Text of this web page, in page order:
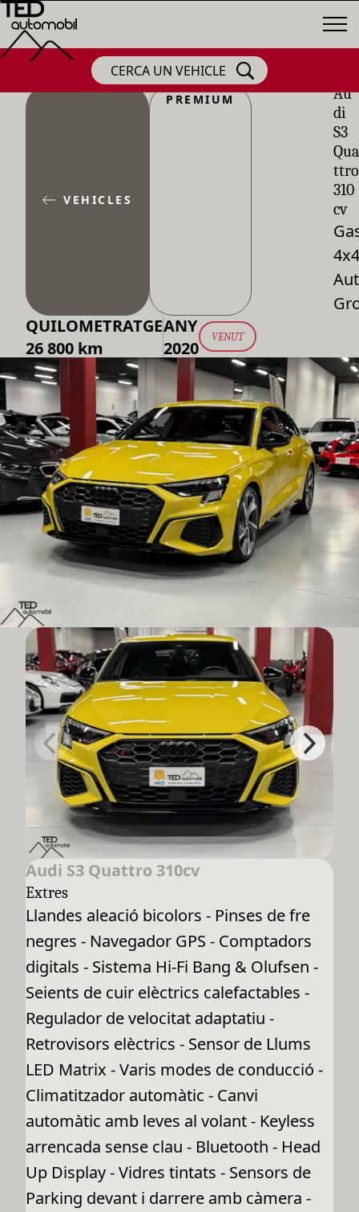
CERCA UN VEHICLE
VEHICLES
PREMIUM
Au
di
S3
Qua
ttro
310
cv
4x4
QUILOMETRATGE
26 800 km
ANY
2020
VENUT
Audi S3 Quattro 310cv
Extres
Llandes aleació bicolors - Pinses de fre
negres - Navegador GPS - Comptadors
digitals - Sistema Hi-Fi Bang & Olufsen -
Seients de cuir elèctrics calefactables -
Regulador de velocitat adaptatiu -
Retrovisors elèctrics - Sensor de Llums
LED Matrix - Varis modes de conducció -
Climatitzador automàtic - Canvi
automàtic amb leves al volant - Keyless
arrencada sense clau - Bluetooth - Head
Up Display - Vidres tintats - Sensors de
Parking devant i darrere amb càmera -